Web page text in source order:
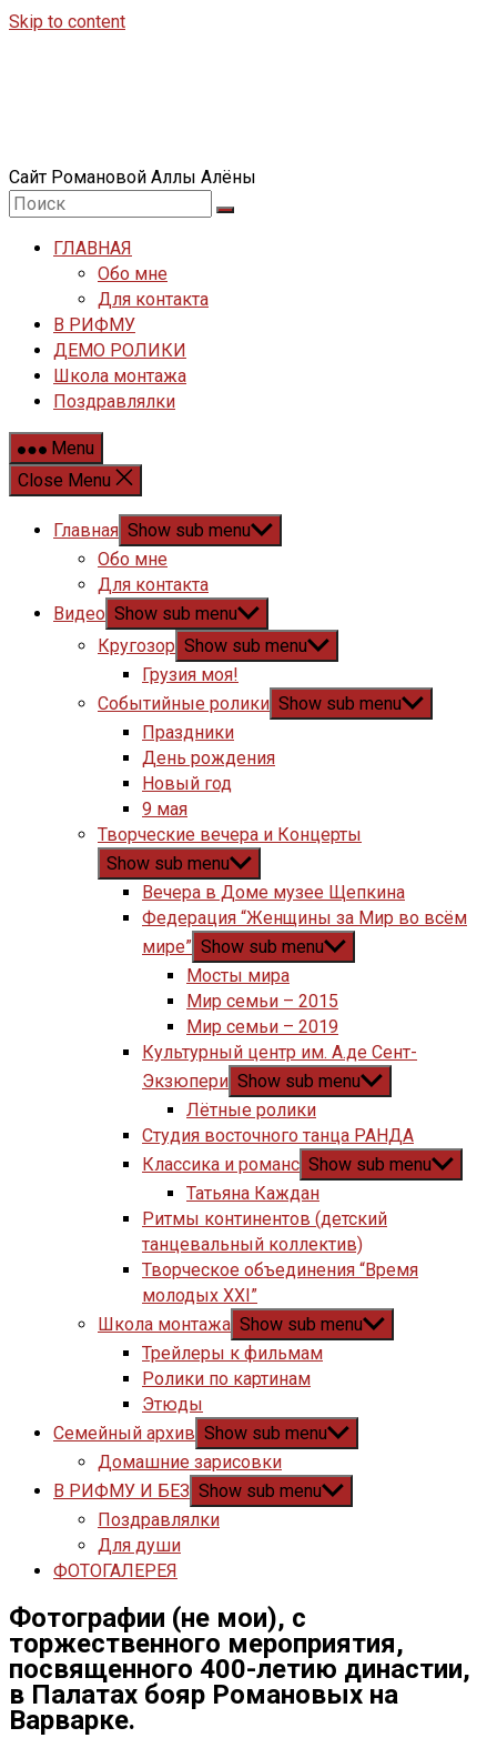
Skip to content
Сайт Романовой Аллы Алёны
ГЛАВНАЯ
Обо мне
Для контакта
В РИФМУ
ДЕМО РОЛИКИ
Школа монтажа
Поздравлялки
Menu
Close Menu
Главная Show sub menu
Обо мне
Для контакта
Видео Show sub menu
Кругозор Show sub menu
Грузия моя!
Событийные ролики Show sub menu
Праздники
День рождения
Новый год
9 мая
Творческие вечера и Концерты
Show sub menu
Вечера в Доме музее Щепкина
Федерация “Женщины за Мир во всём
мире” Show sub menu
Мосты мира
Мир семьи – 2015
Мир семьи – 2019
Культурный центр им. А.де Сент-
Экзюпери Show sub menu
Лётные ролики
Студия восточного танца РАНДА
Классика и романс Show sub menu
Татьяна Каждан
Ритмы континентов (детский
танцевальный коллектив)
Творческое объединения “Время
молодых XXI”
Школа монтажа Show sub menu
Трейлеры к фильмам
Ролики по картинам
Этюды
Семейный архив Show sub menu
Домашние зарисовки
В РИФМУ И БЕЗ Show sub menu
Поздравлялки
Для души
ФОТОГАЛЕРЕЯ
Фотографии (не мои), с
торжественного мероприятия,
посвященного 400-летию династии,
в Палатах бояр Романовых на
Варварке.